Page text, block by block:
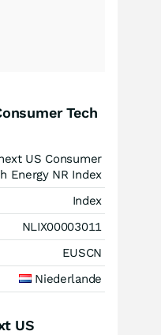
Tech
US Consumer
Energy NR Index
Index
NLIX00003011
EUSCN
Niederlande
US